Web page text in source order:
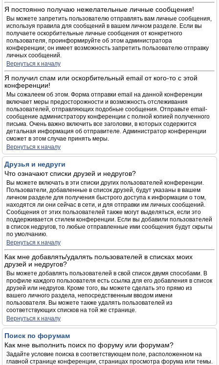
Я постоянно получаю нежелательные личные сообщения!
Вы можете запретить пользователю отправлять вам личные сообщения,
используя правила для сообщений в вашем личном разделе. Если вы
получаете оскорбительные личные сообщения от конкретного
пользователя, проинформируйте об этом администратора
конференции; он имеет возможность запретить пользователю отправку
личных сообщений.
Вернуться к началу
Я получил спам или оскорбительный email от кого-то с этой
конференции!
Мы сожалеем об этом. Форма отправки email на данной конференции
включает меры предосторожности и возможность отслеживания
пользователей, отправляющих подобные сообщения. Отправьте email-
сообщение администратору конференции с полной копией полученного
письма. Очень важно включить все заголовки, в которых содержится
детальная информация об отправителе. Администратор конференции
сможет в этом случае принять меры.
Вернуться к началу
Друзья и недруги
Что означают списки друзей и недругов?
Вы можете включать в эти списки других пользователей конференции.
Пользователи, добавленные в список друзей, будут указаны в вашем
личном разделе для получения быстрого доступа к информации о том,
находятся ли они сейчас в сети, и для отправки им личных сообщений.
Сообщения от этих пользователей также могут выделяться, если это
поддерживается стилем конференции. Если вы добавили пользователей
в список недругов, то любые отправленные ими сообщения будут скрыты
по умолчанию.
Вернуться к началу
Как мне добавлять/удалять пользователей в списках моих
друзей и недругов?
Вы можете добавлять пользователей в свой список двумя способами. В
профиле каждого пользователя есть ссылка для его добавления в список
друзей или недругов. Кроме того, вы можете сделать это прямо из
вашего личного раздела, непосредственным вводом имени
пользователя. Вы можете также удалять пользователей из
соответствующих списков на той же странице.
Вернуться к началу
Поиск по форумам
Как мне выполнить поиск по форуму или форумам?
Задайте условие поиска в соответствующем поле, расположенном на
главной странице конференции, страницах просмотра форума или темы.